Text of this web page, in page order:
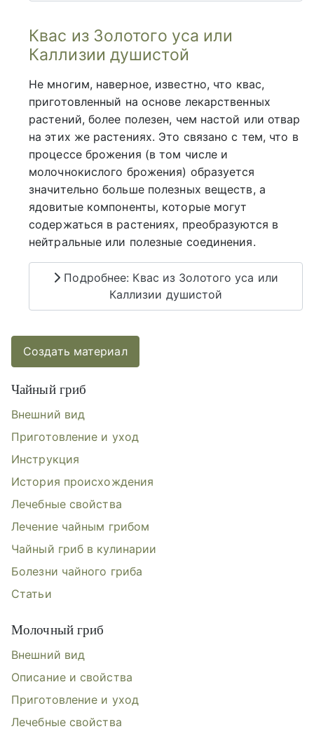
Квас из Золотого уса или
Каллизии душистой
Не многим, наверное, известно, что квас,
приготовленный на основе лекарственных
растений, более полезен, чем настой или отвар
на этих же растениях. Это связано с тем, что в
процессе брожения (в том числе и
молочнокислого брожения) образуется
значительно больше полезных веществ, а
ядовитые компоненты, которые могут
содержаться в растениях, преобразуются в
нейтральные или полезные соединения.
Подробнее: Квас из Золотого уса или
Каллизии душистой
Создать материал
Чайный гриб
Внешний вид
Приготовление и уход
Инструкция
История происхождения
Лечебные свойства
Лечение чайным грибом
Чайный гриб в кулинарии
Болезни чайного гриба
Статьи
Молочный гриб
Внешний вид
Описание и свойства
Приготовление и уход
Лечебные свойства